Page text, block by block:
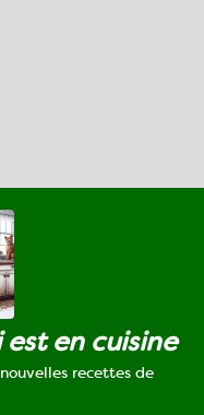
est en cuisine
recettes de